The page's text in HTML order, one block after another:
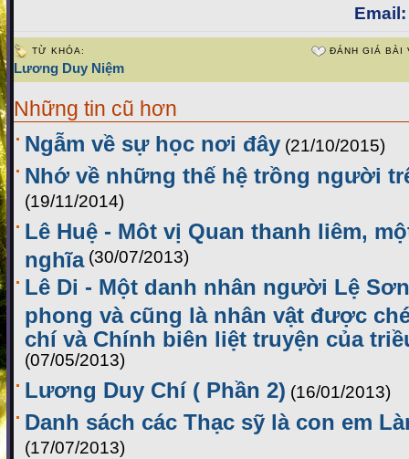
TỪ KHÓA:
Lương Duy Niệm
ĐÁNH GIÁ BÀI
Những tin cũ hơn
Ngẫm về sự học nơi đây (21/10/2015)
Nhớ về những thế hệ trồng người
(19/11/2014)
Lê Huệ - Môt vị Quan thanh liêm,
nghĩa (30/07/2013)
Lê Di - Một danh nhân người Lệ
phong và cũng là nhân vật được
chí và Chính biên liệt truyện của
(07/05/2013)
Lương Duy Chí ( Phần 2) (16/01/2013)
Danh sách các Thạc sỹ là con em
(17/07/2013)